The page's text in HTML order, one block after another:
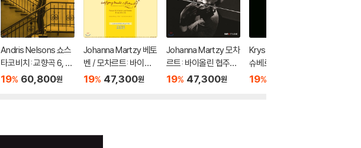
Andris Nelsons 쇼스
타코비치: 교향곡 6, 7
번, '리어 왕' (Shostak
19% 60,800원
Johanna Martzy 베토
벤 / 모차르트: 바이올
린 소나타 - 요한나 마
19% 47,300원
Johanna Martzy 모차
르트: 바이올린 협주곡
3번, 4번 - 요한나 마르
19% 47,300원
Krystian Zimerman
슈베르트: 피아노 소나
타 20번, 21번 (Schub
19%